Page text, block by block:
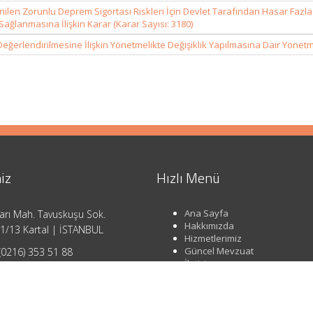
Zorunlu Deprem Sigortası Riskleri İçin Devlet Tarafından Hasar
İlişkin Karar (Karar Sayısı: 3180)
İlişkin Yönetmelikte Değişiklik Yapılmasına Dair
Mah. Tavuskuşu Sok.
13 Kartal | İSTANBUL
353 51 88
Hızlı Menü
Ana Sayfa
Hakkımızda
Hizmetlerimiz
Güncel Mevzuat
İletişim